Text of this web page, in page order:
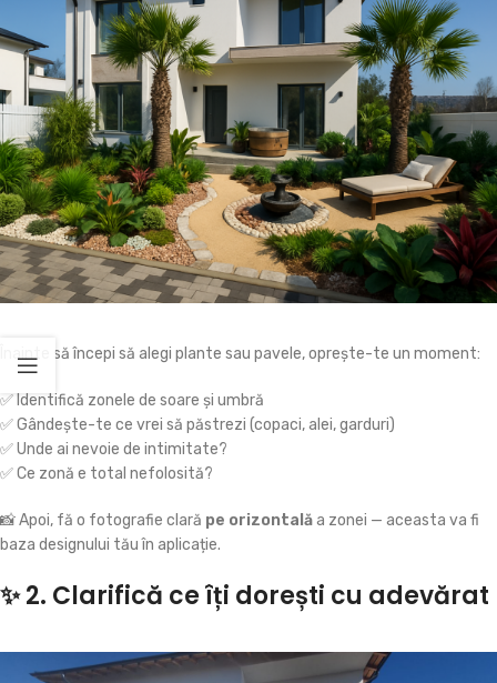
Înainte să începi să alegi plante sau pavele, oprește-te un moment:
✅ Identifică zonele de soare și umbră
✅ Gândește-te ce vrei să păstrezi (copaci, alei, garduri)
✅ Unde ai nevoie de intimitate?
✅ Ce zonă e total nefolosită?
📸 Apoi, fă o fotografie clară pe orizontalăa zonei — aceasta va fi
baza designului tău în aplicație.
✨ 2. Clarifică ce îți dorești cu adevărat